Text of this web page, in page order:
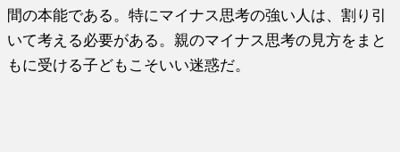
間の本能である。特にマイナス思考の強い人は、割り引
いて考える必要がある。親のマイナス思考の見方をまと
もに受ける子どもこそいい迷惑だ。